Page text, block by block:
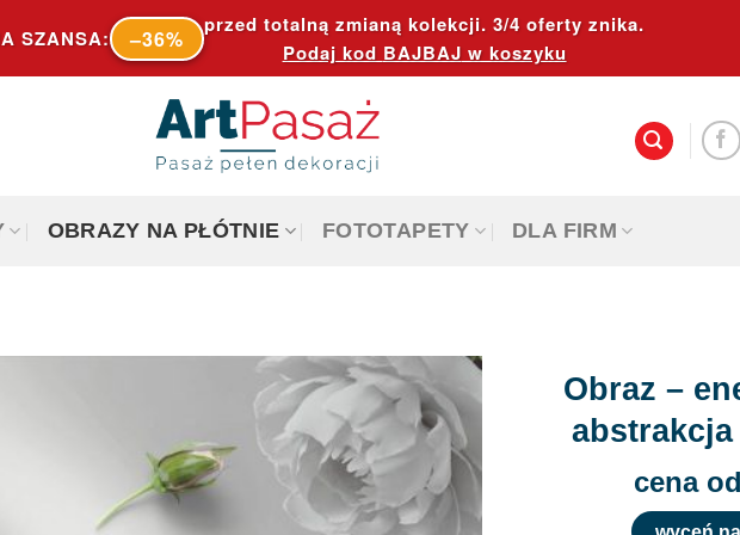
SZANSA: –36%
przed totalną zmianą kolekcji. 3/4 oferty znika.
Podaj kod BAJBAJ w koszyku
OBRAZY NA PŁÓTNIE FOTOTAPETY DLA FIRM
Obraz –
abstrakcja
cena